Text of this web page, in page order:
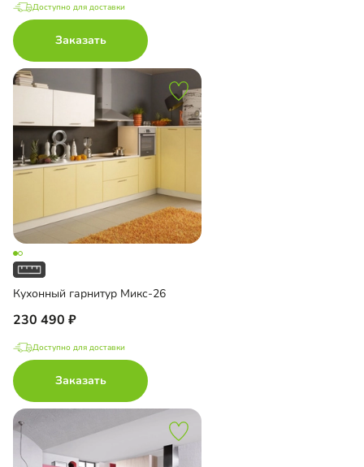
Доступно для доставки
Заказать
Кухонный гарнитур Микс-26
230 490
Доступно для доставки
Заказать